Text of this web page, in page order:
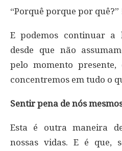
“Porquê porque por
E podemos continuar a
desde que não
pelo momento
concentremos em tudo o
Sentir pena de nós
Esta é outra maneira
nossas vidas. E é que,